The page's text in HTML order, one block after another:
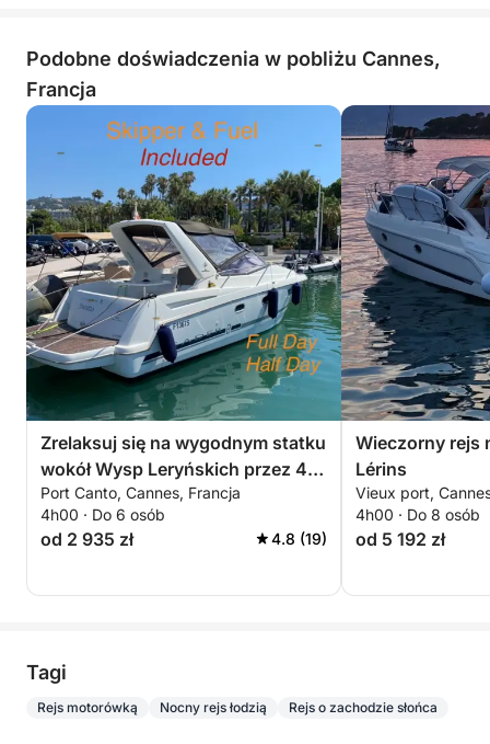
Podobne doświadczenia w pobliżu Cannes,
Francja
Zrelaksuj się na wygodnym statku
wokół Wysp Leryńskich przez 4
godziny. Specjalna zniżka dla par!
Port Canto, Cannes, Francja
4h00 · Do 6 osób
od 2 935 zł 4.8 (19)
Wieczorny rejs
Lérins
Vieux port,
4h00 · Do 8 osób
od 5 192 zł
Tagi
Rejs motorówką Nocny rejs łodzią Rejs o zachodzie słońca